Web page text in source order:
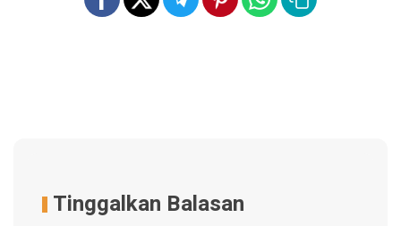
Tinggalkan Balasan